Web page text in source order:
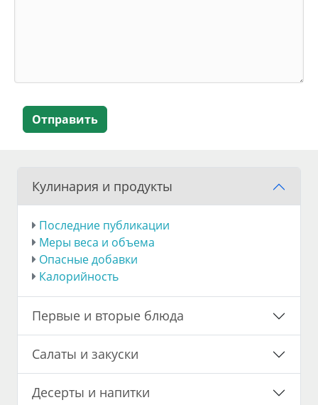
Отправить
Кулинария и продукты
Последние публикации
Меры веса и объема
Опасные добавки
Калорийность
Первые и вторые блюда
Салаты и закуски
Десерты и напитки